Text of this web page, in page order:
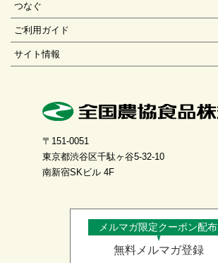
つなぐ
ご利用ガイド
サイト情報
〒151-0051
東京都渋谷区千駄ヶ谷5-32-10
南新宿SKビル 4F
メルマガ限定クーポン配布
無料メルマガ登録